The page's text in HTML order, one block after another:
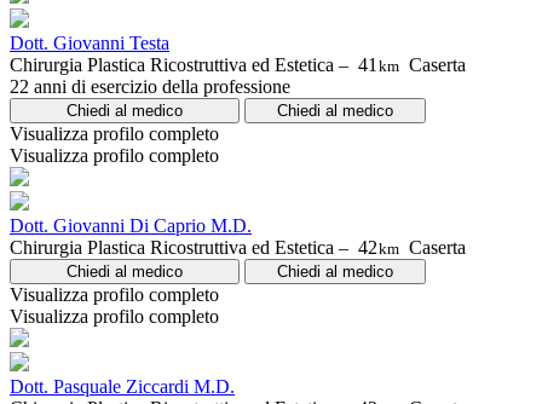
Dott. Giovanni Testa
Chirurgia Plastica Ricostruttiva ed Estetica – 41km Caserta
22 anni di esercizio della professione
Chiedi al medico Chiedi al medico
Visualizza profilo completo
Visualizza profilo completo
Dott. Giovanni Di Caprio M.D.
Chirurgia Plastica Ricostruttiva ed Estetica – 42km Caserta
Chiedi al medico Chiedi al medico
Visualizza profilo completo
Visualizza profilo completo
Dott. Pasquale Ziccardi M.D.